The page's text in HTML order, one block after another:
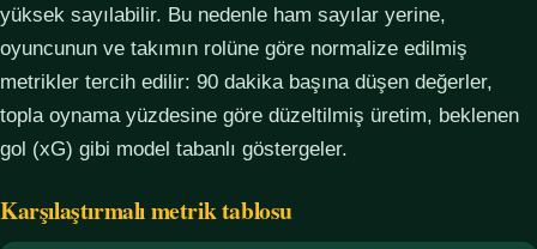
yüksek sayılabilir. Bu nedenle ham sayılar yerine,
oyuncunun ve takımın rolüne göre normalize edilmiş
metrikler tercih edilir: 90 dakika başına düşen değerler,
topla oynama yüzdesine göre düzeltilmiş üretim, beklenen
gol (xG) gibi model tabanlı göstergeler.
Karşılaştırmalı metrik tablosu